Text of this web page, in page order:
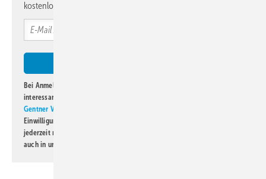
kostenlos direkt ins Postfach.
Bei Anmeldung zu diesem Newsletter bin ich damit einverstanden, über
interessante Verlags- und Online-Angebote
Gentner Verlag GmbH & Co. KG
Einwilligung kann ich jederzeit widerrufen und eine Abmeldung ist
jederzeit möglich. Informationen zum Umgang mit Daten finden Sie
auch in unserer